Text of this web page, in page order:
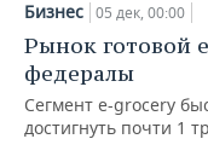
Бизнес 05 дек, 00:00
Рынок готовой
федералы
Сегмент e-grocery
достигнуть почти 1